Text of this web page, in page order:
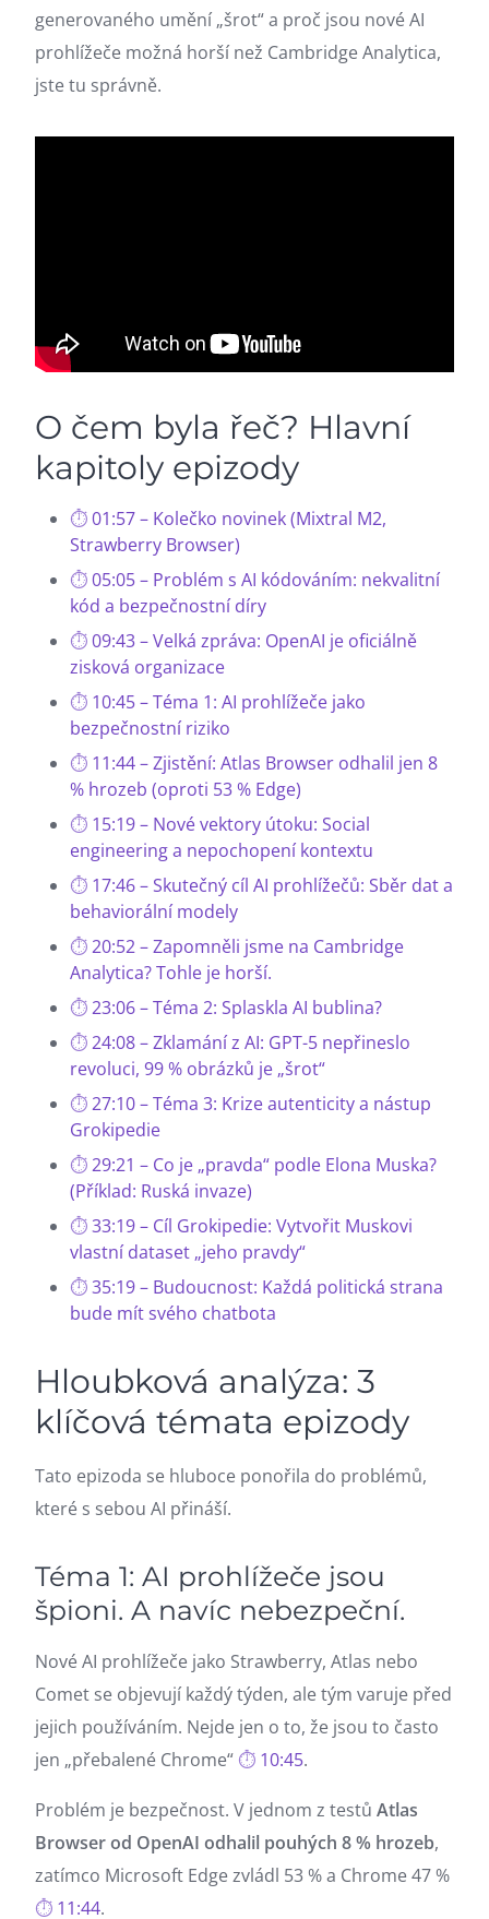
generovaného umění „šrot“ a proč jsou nové AI
prohlížeče možná horší než Cambridge Analytica,
jste tu správně.
O čem byla řeč? Hlavní
kapitoly epizody
01:57 – Kolečko novinek (Mixtral M2,
Strawberry Browser)
05:05 – Problém s AI kódováním: nekvalitní
kód a bezpečnostní díry
09:43 – Velká zpráva: OpenAI je oficiálně
zisková organizace
10:45 – Téma 1: AI prohlížeče jako
bezpečnostní riziko
11:44 – Zjistění: Atlas Browser odhalil jen 8
% hrozeb (oproti 53 % Edge)
15:19 – Nové vektory útoku: Social
engineering a nepochopení kontextu
17:46 – Skutečný cíl AI prohlížečů: Sběr dat a
behaviorální modely
20:52 – Zapomněli jsme na Cambridge
Analytica? Tohle je horší.
23:06 – Téma 2: Splaskla AI bublina?
24:08 – Zklamání z AI: GPT-5 nepřineslo
revoluci, 99 % obrázků je „šrot“
27:10 – Téma 3: Krize autenticity a nástup
Grokipedie
29:21 – Co je „pravda“ podle Elona Muska?
(Příklad: Ruská invaze)
33:19 – Cíl Grokipedie: Vytvořit Muskovi
vlastní dataset „jeho pravdy“
35:19 – Budoucnost: Každá politická strana
bude mít svého chatbota
Hloubková analýza: 3
klíčová témata epizody
Tato epizoda se hluboce ponořila do problémů,
které s sebou AI přináší.
Téma 1: AI prohlížeče jsou
špioni. A navíc nebezpeční.
Nové AI prohlížeče jako Strawberry, Atlas nebo
Comet se objevují každý týden, ale tým varuje před
jejich používáním. Nejde jen o to, že jsou to často
jen „přebalené Chrome“
10:45.
Problém je bezpečnost. V jednom z testů Atlas
Browser od OpenAI odhalil pouhých 8 % hrozeb,
zatímco Microsoft Edge zvládl 53 % a Chrome 47 %
11:44.